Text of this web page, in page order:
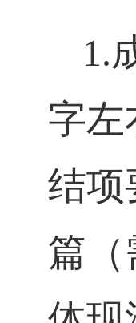
1.
字左
结项
篇（